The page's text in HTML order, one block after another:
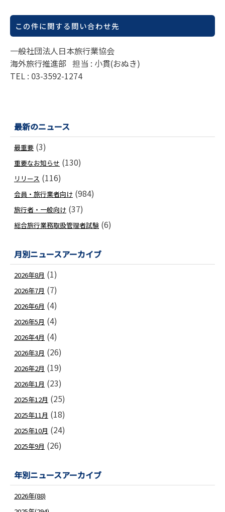
この件に関する問い合わせ先
一般社団法人日本旅行業協会
海外旅行推進部 担当 : 小貫(おぬき)
TEL : 03-3592-1274
最新のニュース
最重要 (3)
重要なお知らせ (130)
リリース (116)
会員・旅行業者向け (984)
旅行者・一般向け (37)
総合旅行業務取扱管理者試験 (6)
月別ニュースアーカイブ
2026年8月 (1)
2026年7月 (7)
2026年6月 (4)
2026年5月 (4)
2026年4月 (4)
2026年3月 (26)
2026年2月 (19)
2026年1月 (23)
2025年12月 (25)
2025年11月 (18)
2025年10月 (24)
2025年9月 (26)
年別ニュースアーカイブ
2026年(88)